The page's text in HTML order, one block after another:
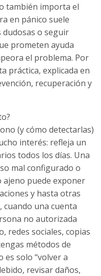
también importa el
en pánico suele
o seguir
prometen ayuda
el problema. Por
práctica, explicada en
recuperación y
(y cómo detectarlas)
interés: refleja un
todos los días. Una
mal configurado o
ajeno puede exponer
y hasta otras
cuando una cuenta
no autorizada
redes sociales, copias
métodos de
es solo “volver a
revisar daños,